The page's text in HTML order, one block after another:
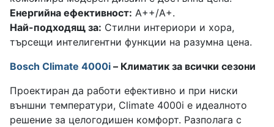
Енергийна ефективност: A++/A+.
Най-подходящ за: Стилни интериори и хора,
търсещи интелигентни функции на разумна цена.
Bosch Climate 4000i – Климатик за всички сезони
Проектиран да работи ефективно и при ниски
външни температури, Climate 4000i е идеалното
решение за целогодишен комфорт. Разполага с